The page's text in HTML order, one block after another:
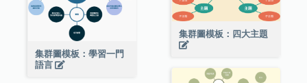
集群圖模板：學習一門
語言
集群圖模板：四大主題